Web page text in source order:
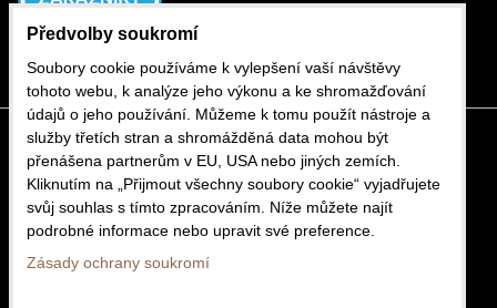
Předvolby soukromí
Soubory cookie používáme k vylepšení vaší návštěvy
tohoto webu, k analýze jeho výkonu a ke shromažďování
údajů o jeho používání. Můžeme k tomu použít nástroje a
služby třetích stran a shromážděná data mohou být
přenášena partnerům v EU, USA nebo jiných zemích.
Kliknutím na „Přijmout všechny soubory cookie“ vyjadřujete
svůj souhlas s tímto zpracováním. Níže můžete najít
podrobné informace nebo upravit své preference.
Zásady ochrany soukromí